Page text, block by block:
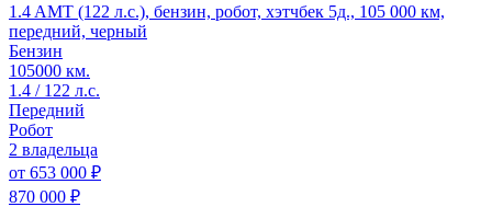
1.4 AMT (122 л.с.), бензин, робот, хэтчбек 5д., 105 000 км,
передний, черный
Бензин
105000 км.
1.4 / 122 л.с.
Передний
Робот
2 владельца
от 653 000 ₽
870 000 ₽